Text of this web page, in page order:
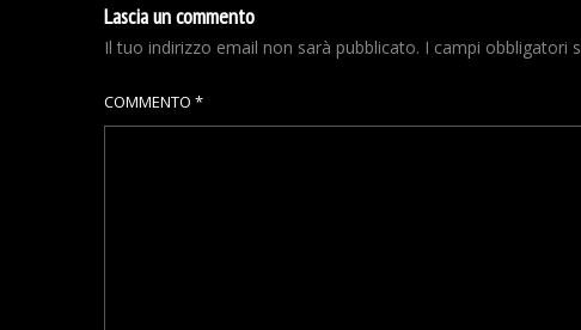
Lascia un commento
Il tuo indirizzo email non sarà pubblicato. I campi obbligatori
COMMENTO *